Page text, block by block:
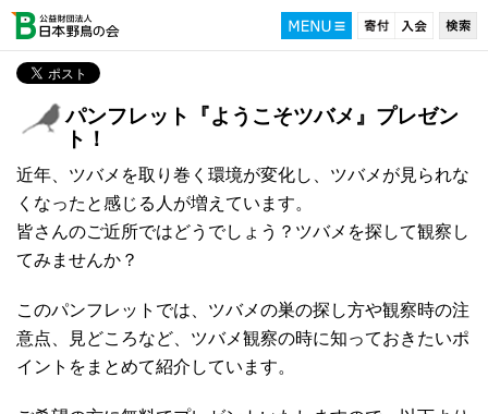
パンフレット『ようこそツバメ』プレゼン
ト！
近年、ツバメを取り巻く環境が変化し、ツバメが見られな
くなったと感じる人が増えています。
皆さんのご近所ではどうでしょう？ツバメを探して観察し
てみませんか？
このパンフレットでは、ツバメの巣の探し方や観察時の注
意点、見どころなど、ツバメ観察の時に知っておきたいポ
イントをまとめて紹介しています。